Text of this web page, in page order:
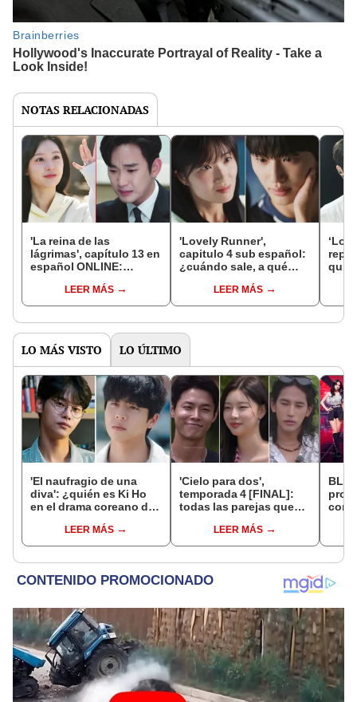
NOTAS RELACIONADAS
'La reina de las
lágrimas', capítulo 13 en
español ONLINE:
hora ver el k-drama?
LEER MÁS
'Lovely Runner',
capitulo 4 sub español:
¿cuándo sale, a qué
coreana?LEER MÁS
LO MÁS VISTO LO ÚLTIMO
'El naufragio de una
diva': ¿quién es Ki Ho
en el drama coreano de
LEER MÁS
'Cielo para dos',
temporada 4 [FINAL]:
todas las parejas que
el reality de Netflix con
Lee Si An
LEER MÁS